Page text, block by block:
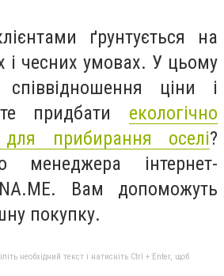
ґрунтується на
і чесних умовах. У цьому
ціни і
придбати екологічно
прибирання оселі?
менеджера інтернет-
Вам допоможуть
покупку.
необхідний текст і натисніть Ctrl + Enter, щоб